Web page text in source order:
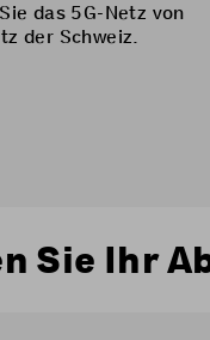
das 5G-Netz von
der Schweiz.
Sie Ihr